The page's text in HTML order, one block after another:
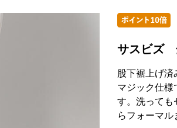
サスビズ
股下裾上げ済
マジック仕様
す。洗っても
らフォーマル